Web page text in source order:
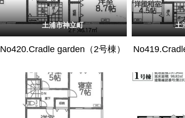
土浦市神立町
No420.Cradle garden（2号棟）
土